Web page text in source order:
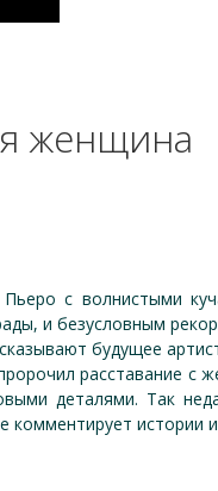
женщина
с волнистыми
и безусловным
будущее
расставание с
деталями. Так
истории